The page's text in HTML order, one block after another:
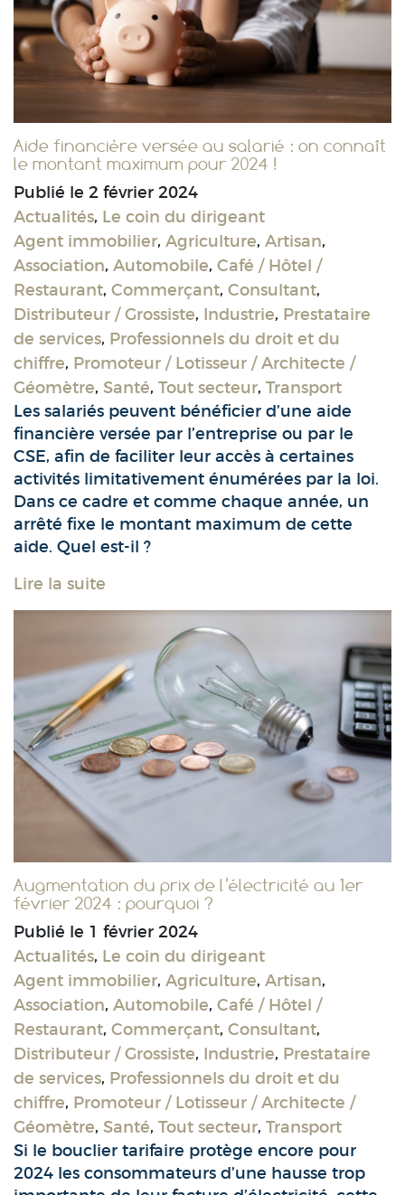
Aide financière versée au salarié : on connaît
le montant maximum pour 2024 !
Publié le 2 février 2024
Actualités, Le coin du dirigeant
Agent immobilier, Agriculture, Artisan,
Association, Automobile, Café / Hôtel /
Restaurant, Commerçant, Consultant,
Distributeur / Grossiste, Industrie, Prestataire
de services, Professionnels du droit et du
chiffre, Promoteur / Lotisseur / Architecte /
Géomètre, Santé, Tout secteur, Transport
Les salariés peuvent bénéficier d’une aide
financière versée par l’entreprise ou par le
CSE, afin de faciliter leur accès à certaines
activités limitativement énumérées par la loi.
Dans ce cadre et comme chaque année, un
arrêté fixe le montant maximum de cette
aide. Quel est-il ?
Lire la suite
Augmentation du prix de l’électricité au 1er
février 2024 : pourquoi ?
Publié le 1 février 2024
Actualités, Le coin du dirigeant
Agent immobilier, Agriculture, Artisan,
Association, Automobile, Café / Hôtel /
Restaurant, Commerçant, Consultant,
Distributeur / Grossiste, Industrie, Prestataire
de services, Professionnels du droit et du
chiffre, Promoteur / Lotisseur / Architecte /
Géomètre, Santé, Tout secteur, Transport
Si le bouclier tarifaire protège encore pour
2024 les consommateurs d’une hausse trop